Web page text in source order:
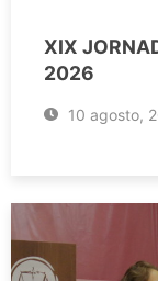
XIX
2026
10 agosto,